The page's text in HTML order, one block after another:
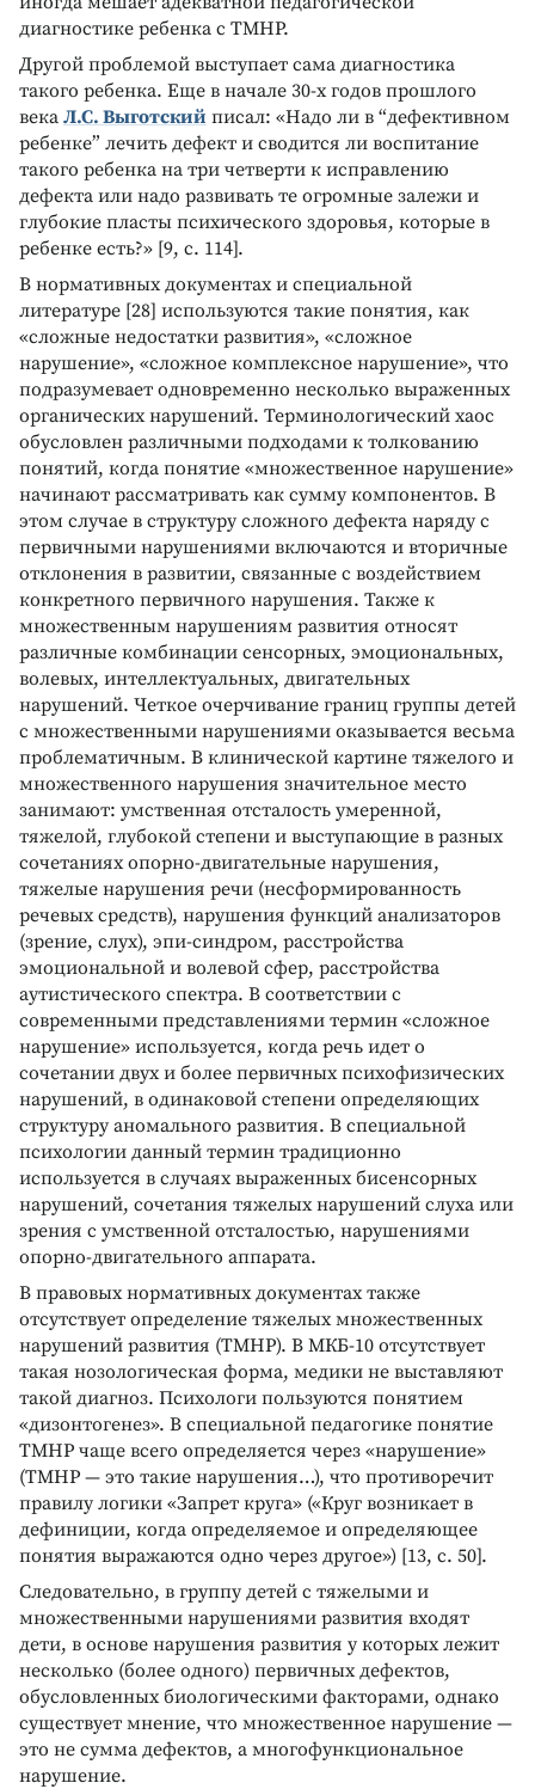
диагностике ребенка с ТМНР.
Другой проблемой выступает сама диагностика
такого ребенка. Еще в начале 30-х годов прошлого
века Л.С. Выготский писал: «Надо ли в “дефективном
ребенке” лечить дефект и сводится ли воспитание
такого ребенка на три четверти к исправлению
дефекта или надо развивать те огромные залежи и
глубокие пласты психического здоровья, которые в
ребенке есть?» [9, с. 114].
В нормативных документах и специальной
литературе [28] используются такие понятия, как
«сложные недостатки развития», «сложное
нарушение», «сложное комплексное нарушение», что
подразумевает одновременно несколько выраженных
органических нарушений. Терминологический хаос
обусловлен различными подходами к толкованию
понятий, когда понятие «множественное нарушение»
начинают рассматривать как сумму компонентов. В
этом случае в структуру сложного дефекта наряду с
первичными нарушениями включаются и вторичные
отклонения в развитии, связанные с воздействием
конкретного первичного нарушения. Также к
множественным нарушениям развития относят
различные комбинации сенсорных, эмоциональных,
волевых, интеллектуальных, двигательных
нарушений. Четкое очерчивание границ группы детей
с множественными нарушениями оказывается весьма
проблематичным. В клинической картине тяжелого и
множественного нарушения значительное место
занимают: умственная отсталость умеренной,
тяжелой, глубокой степени и выступающие в разных
сочетаниях опорно-двигательные нарушения,
тяжелые нарушения речи (несформированность
речевых средств), нарушения функций анализаторов
(зрение, слух), эпи-синдром, расстройства
эмоциональной и волевой сфер, расстройства
аутистического спектра. В соответствии с
современными представлениями термин «сложное
нарушение» используется, когда речь идет о
сочетании двух и более первичных психофизических
нарушений, в одинаковой степени определяющих
структуру аномального развития. В специальной
психологии данный термин традиционно
используется в случаях выраженных бисенсорных
нарушений, сочетания тяжелых нарушений слуха или
зрения с умственной отсталостью, нарушениями
опорно-двигательного аппарата.
В правовых нормативных документах также
отсутствует определение тяжелых множественных
нарушений развития (ТМНР). В МКБ-10 отсутствует
такая нозологическая форма, медики не выставляют
такой диагноз. Психологи пользуются понятием
«дизонтогенез». В специальной педагогике понятие
ТМНР чаще всего определяется через «нарушение»
(ТМНР — это такие нарушения…), что противоречит
правилу логики «Запрет круга» («Круг возникает в
дефиниции, когда определяемое и определяющее
понятия выражаются одно через другое») [13, с. 50].
Следовательно, в группу детей с тяжелыми и
множественными нарушениями развития входят
дети, в основе нарушения развития у которых лежит
несколько (более одного) первичных дефектов,
обусловленных биологическими факторами, однако
существует мнение, что множественное нарушение —
это не сумма дефектов, а многофункциональное
нарушение.